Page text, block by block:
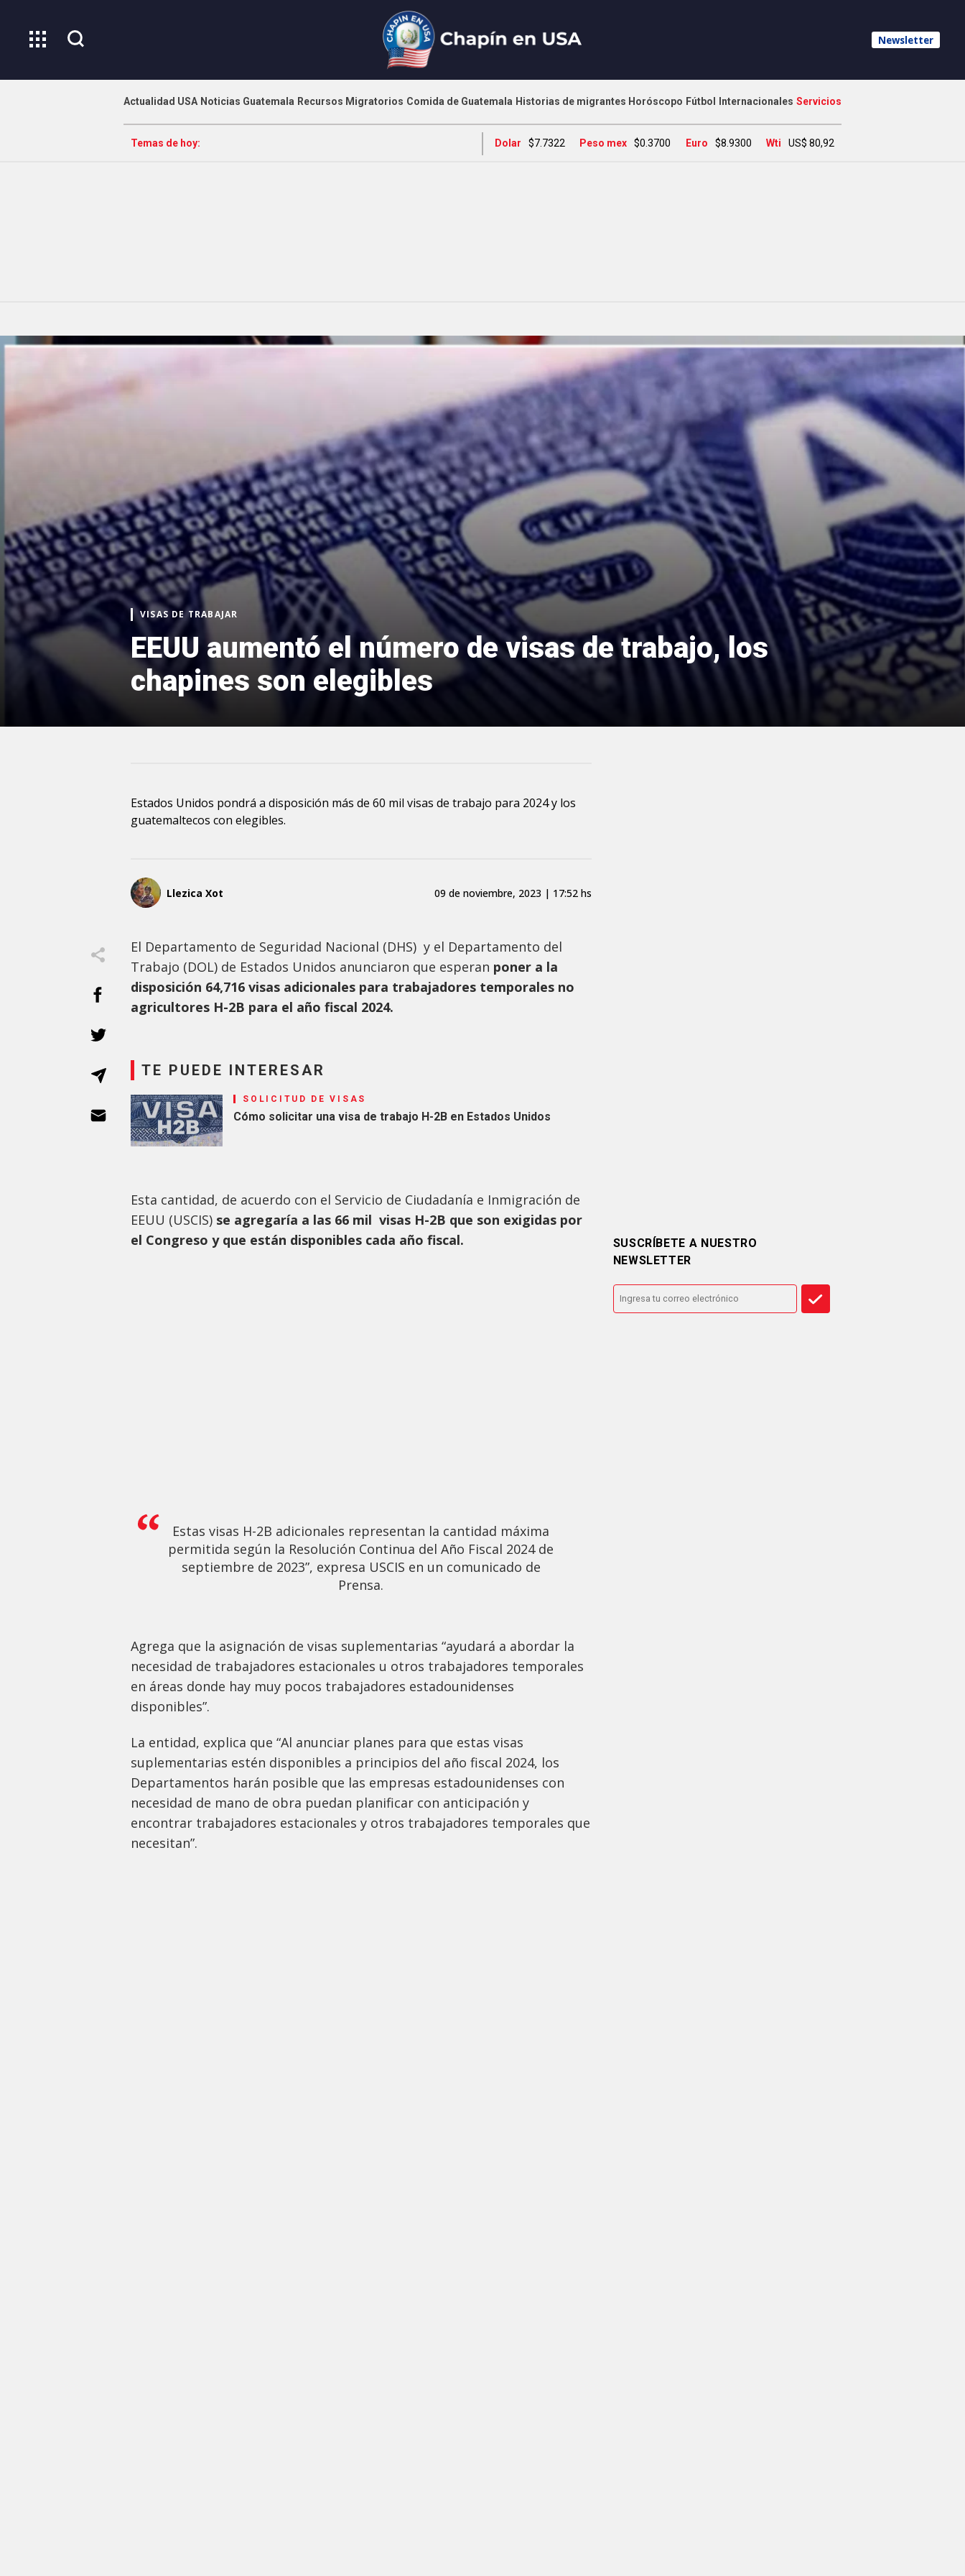
Newsletter
Actualidad USA Noticias Guatemala Recursos Migratorios Comida de Guatemala Historias de migrantes Horóscopo Fútbol Internacionales Servicios
Temas de hoy: Dolar $7.7322 Peso mex $0.3700 Euro $8.9300 Wti US$ 80,92
VISAS DE TRABAJAR
EEUU aumentó el número de visas de trabajo, los
chapines son elegibles
Estados Unidos pondrá a disposición más de 60 mil visas de trabajo para 2024 y los
guatemaltecos con elegibles.
Llezica Xot 09 de noviembre, 2023 | 17:52 hs
El Departamento de Seguridad Nacional (DHS) y el Departamento del
Trabajo (DOL) de Estados Unidos anunciaron que esperan poner a la
disposición 64,716 visas adicionales para trabajadores temporales no
agricultores H-2B para el año fiscal 2024.
TE PUEDE INTERESAR
SOLICITUD DE VISAS
Cómo solicitar una visa de trabajo H-2B en Estados Unidos
Esta cantidad, de acuerdo con el Servicio de Ciudadanía e Inmigración de
EEUU (USCIS) se agregaría a las 66 mil visas H-2B que son exigidas por
el Congreso y que están disponibles cada año fiscal.
Estas visas H-2B adicionales representan la cantidad máxima
permitida según la Resolución Continua del Año Fiscal 2024 de
septiembre de 2023”, expresa USCIS en un comunicado de
Prensa.
Agrega que la asignación de visas suplementarias “ayudará a abordar la
necesidad de trabajadores estacionales u otros trabajadores temporales
en áreas donde hay muy pocos trabajadores estadounidenses
disponibles”.
La entidad, explica que “Al anunciar planes para que estas visas
suplementarias estén disponibles a principios del año fiscal 2024, los
Departamentos harán posible que las empresas estadounidenses con
necesidad de mano de obra puedan planificar con anticipación y
encontrar trabajadores estacionales y otros trabajadores temporales que
necesitan”.
SUSCRÍBETE A NUESTRO
NEWSLETTER